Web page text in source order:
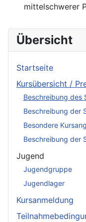
Übersicht
Startseite
Kursübersicht /
Beschreibung des
Beschreibung der
Besondere
Beschreibung der
Jugend
Jugendgruppe
Jugendlager
Kursanmeldung
mittelschwerer